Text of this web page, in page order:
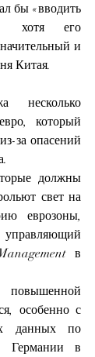
бы «вводить
хотя его
и
Китая.
несколько
который
за опасений
должны
свет на
еврозоны,
управляющий
в
особенно с
данных по
Германии в